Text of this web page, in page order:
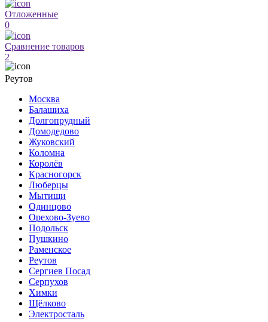
Отложенные
0
Сравнение товаров
2
Реутов
Москва
Балашиха
Долгопрудный
Домодедово
Жуковский
Коломна
Королёв
Красногорск
Люберцы
Мытищи
Одинцово
Орехово-Зуево
Подольск
Пушкино
Раменское
Реутов
Сергиев Посад
Серпухов
Химки
Щёлково
Электросталь